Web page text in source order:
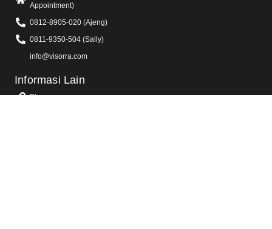
Appointment)
0812-8905-020 (Ajeng)
0811-9350-504 (Sally)
info@visorra.com
Informasi Lain
Blog